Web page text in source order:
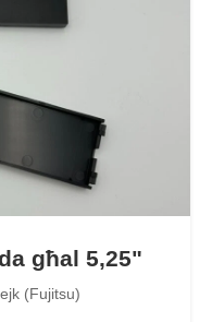
għal 5,25"
(Fujitsu)